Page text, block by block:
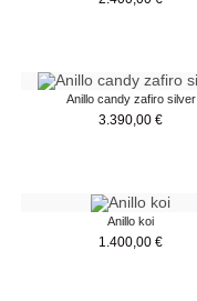
Anillo candy zafiro silver
3.390,00€
Anillo koi
1.400,00€